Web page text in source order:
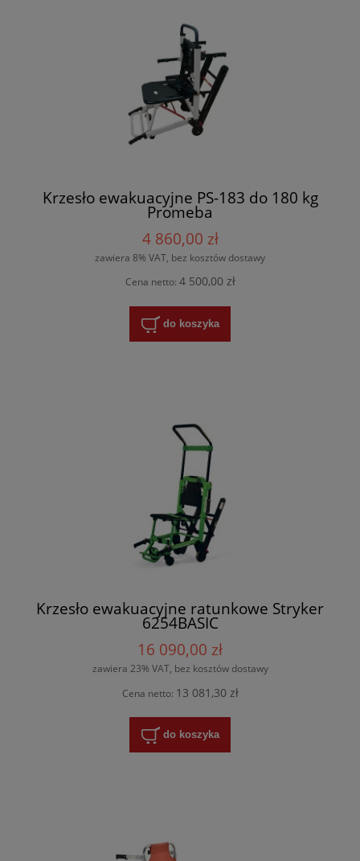
Krzesło ewakuacyjne PS-183 do 180 kg
Promeba
4 860,00 zł
zawiera 8% VAT, bez kosztów dostawy
Cena netto: 4 500,00 zł
do koszyka
Krzesło ewakuacyjne ratunkowe Stryker
6254BASIC
16 090,00 zł
zawiera 23% VAT, bez kosztów dostawy
Cena netto: 13 081,30 zł
do koszyka